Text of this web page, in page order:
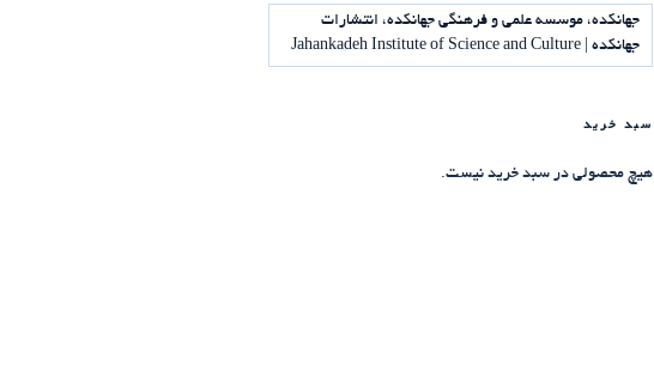
جهانکده، موسسه علمی و فرهنگی جهانکده، انتشارات
جهانکده | Jahankadeh Institute of Science and Culture
سبد خرید
هیچ محصولی در سبد خرید نیست.